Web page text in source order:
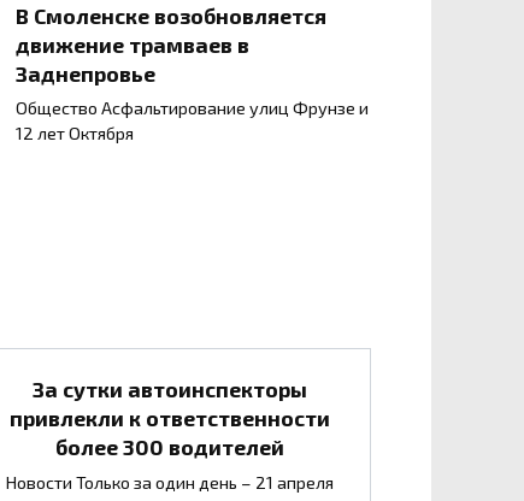
В Смоленске возобновляется
движение трамваев в
Заднепровье
Общество Асфальтирование улиц Фрунзе и
12 лет Октября
За сутки автоинспекторы
привлекли к ответственности
более 300 водителей
Новости Только за один день – 21 апреля